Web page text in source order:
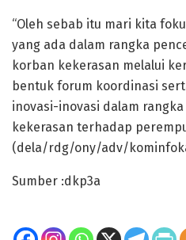
“Oleh sebab itu mari kita
yang ada dalam rangka
korban kekerasan melalui
bentuk forum koordinasi
inovasi-inovasi dalam
kekerasan terhadap
(dela/rdg/ony/adv/
Sumber :dkp3a